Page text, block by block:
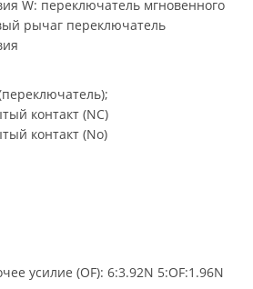
W: переключатель мгновенного
рычаг переключатель
контакт (NC)
контакт (No)
усилие (OF): 6:3.92N 5:OF:1.96N